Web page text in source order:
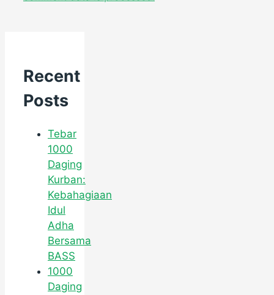
Recent
Posts
Tebar
1000
Daging
Kurban:
Kebahagiaan
Idul
Adha
Bersama
BASS
1000
Daging